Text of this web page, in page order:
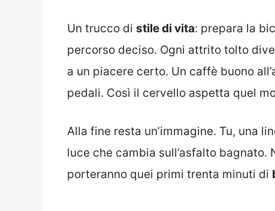
Un trucco di stile di vita: prepara la
percorso deciso. Ogni attrito tolto
a un piacere certo. Un caffè buono
pedali. Così il cervello aspetta quel
Alla fine resta un’immagine. Tu, una
luce che cambia sull’asfalto bagnato.
porteranno quei primi trenta minuti di